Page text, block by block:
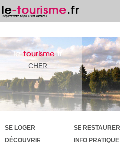
le-tourisme.fr
CHER
SE LOGER SE RESTAURER
DÉCOUVRIR
INFO PRATIQUE